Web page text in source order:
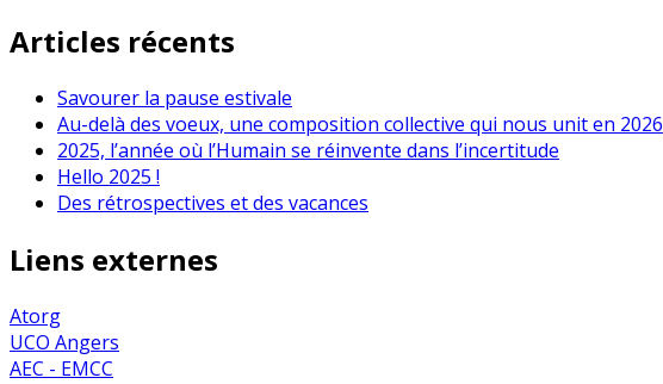
Articles récents
Savourer la pause estivale
Au-delà des voeux, une composition collective qui nous unit en 2026
2025, l’année où l’Humain se réinvente dans l’incertitude
Hello 2025 !
Des rétrospectives et des vacances
Liens externes
Atorg
UCO Angers
AEC - EMCC